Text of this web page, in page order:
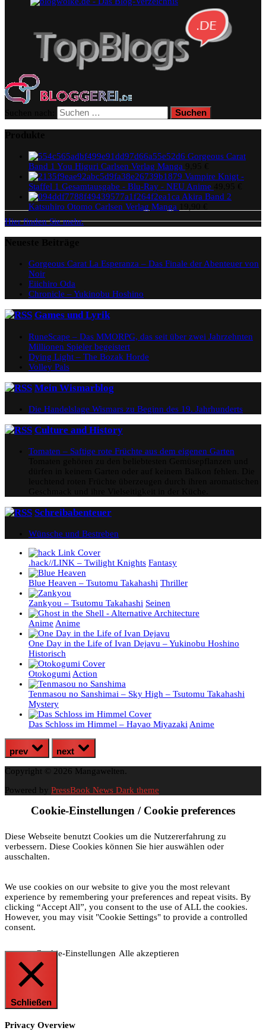
Gorgeous Carat
Band 1 You Higuri Carlsen Verlag Manga
Vampire Knigt -
Staffel 1 Gesamtausgabe - Blu-Ray - NEU Anime
Akira Band 2
Katsuhiro Otomo Carlsen Verlag Manga
Hier finden Sie mehr.
Gorgeous Carat La Esperanza – Das Finale der Abenteuer von
Noir
Eiichiro Oda
Chronicle – Yukinobu Hoshino
Games und Lyrik
RuneScape – Das MMORPG, das seit über zwei Jahrzehnten
Millionen Spieler begeistert
Dying Light – The Bozak Horde
Volley Pals
Mein Wismarblog
Die Handelslage Wismars zu Beginn des 19. Jahrhunderts
Culture and History
Tomaten – Saftige rote Früchte aus dem eigenen Garten
Schreibabenteuer
Wünsche und Bestreben
.hack//LINK – Twilight Knights Fantasy
Blue Heaven – Tsutomu Takahashi Thriller
Zankyou – Tsutomu Takahashi Seinen
Anime Anime
One Day in the Life of Ivan Dejavu – Yukinobu Hoshino
Historisch
Otokogumi Action
Tenmasou no Sanshimai – Sky High – Tsutomu Takahashi
Mystery
Das Schloss im Himmel – Hayao Miyazaki Anime
prev next
Copyright © 2026 Mangawelten.
Powered by PressBook News Dark theme
Cookie-Einstellungen / Cookie preferences
Diese Webseite benutzt Cookies um die Nutzererfahrung zu
verbessern. Diese Cookies können Sie hier auswählen oder
ausschalten.
We use cookies on our website to give you the most relevant
experience by remembering your preferences and repeat visits. By
clicking “Accept All”, you consent to the use of ALL the cookies.
However, you may visit "Cookie Settings" to provide a controlled
consent.
Cookie-Einstellungen Alle akzeptieren
Schließen
Privacy Overview